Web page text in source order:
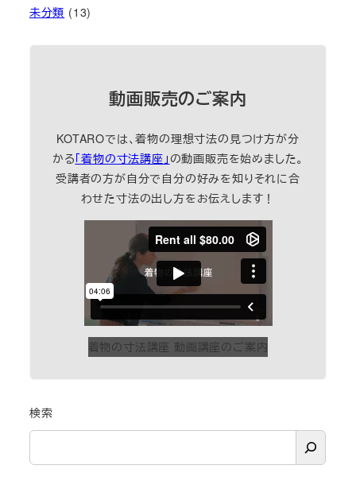
未分類 (13)
動画販売のご案内
KOTAROでは、着物の理想寸法の見つけ方が分
かる「着物の寸法講座」 の動画販売を始めました。
受講者の方が自分で自分の好みを知りそれに合
わせた寸法の出し方をお伝えします！
着物の寸法講座 動画講座のご案内
検索